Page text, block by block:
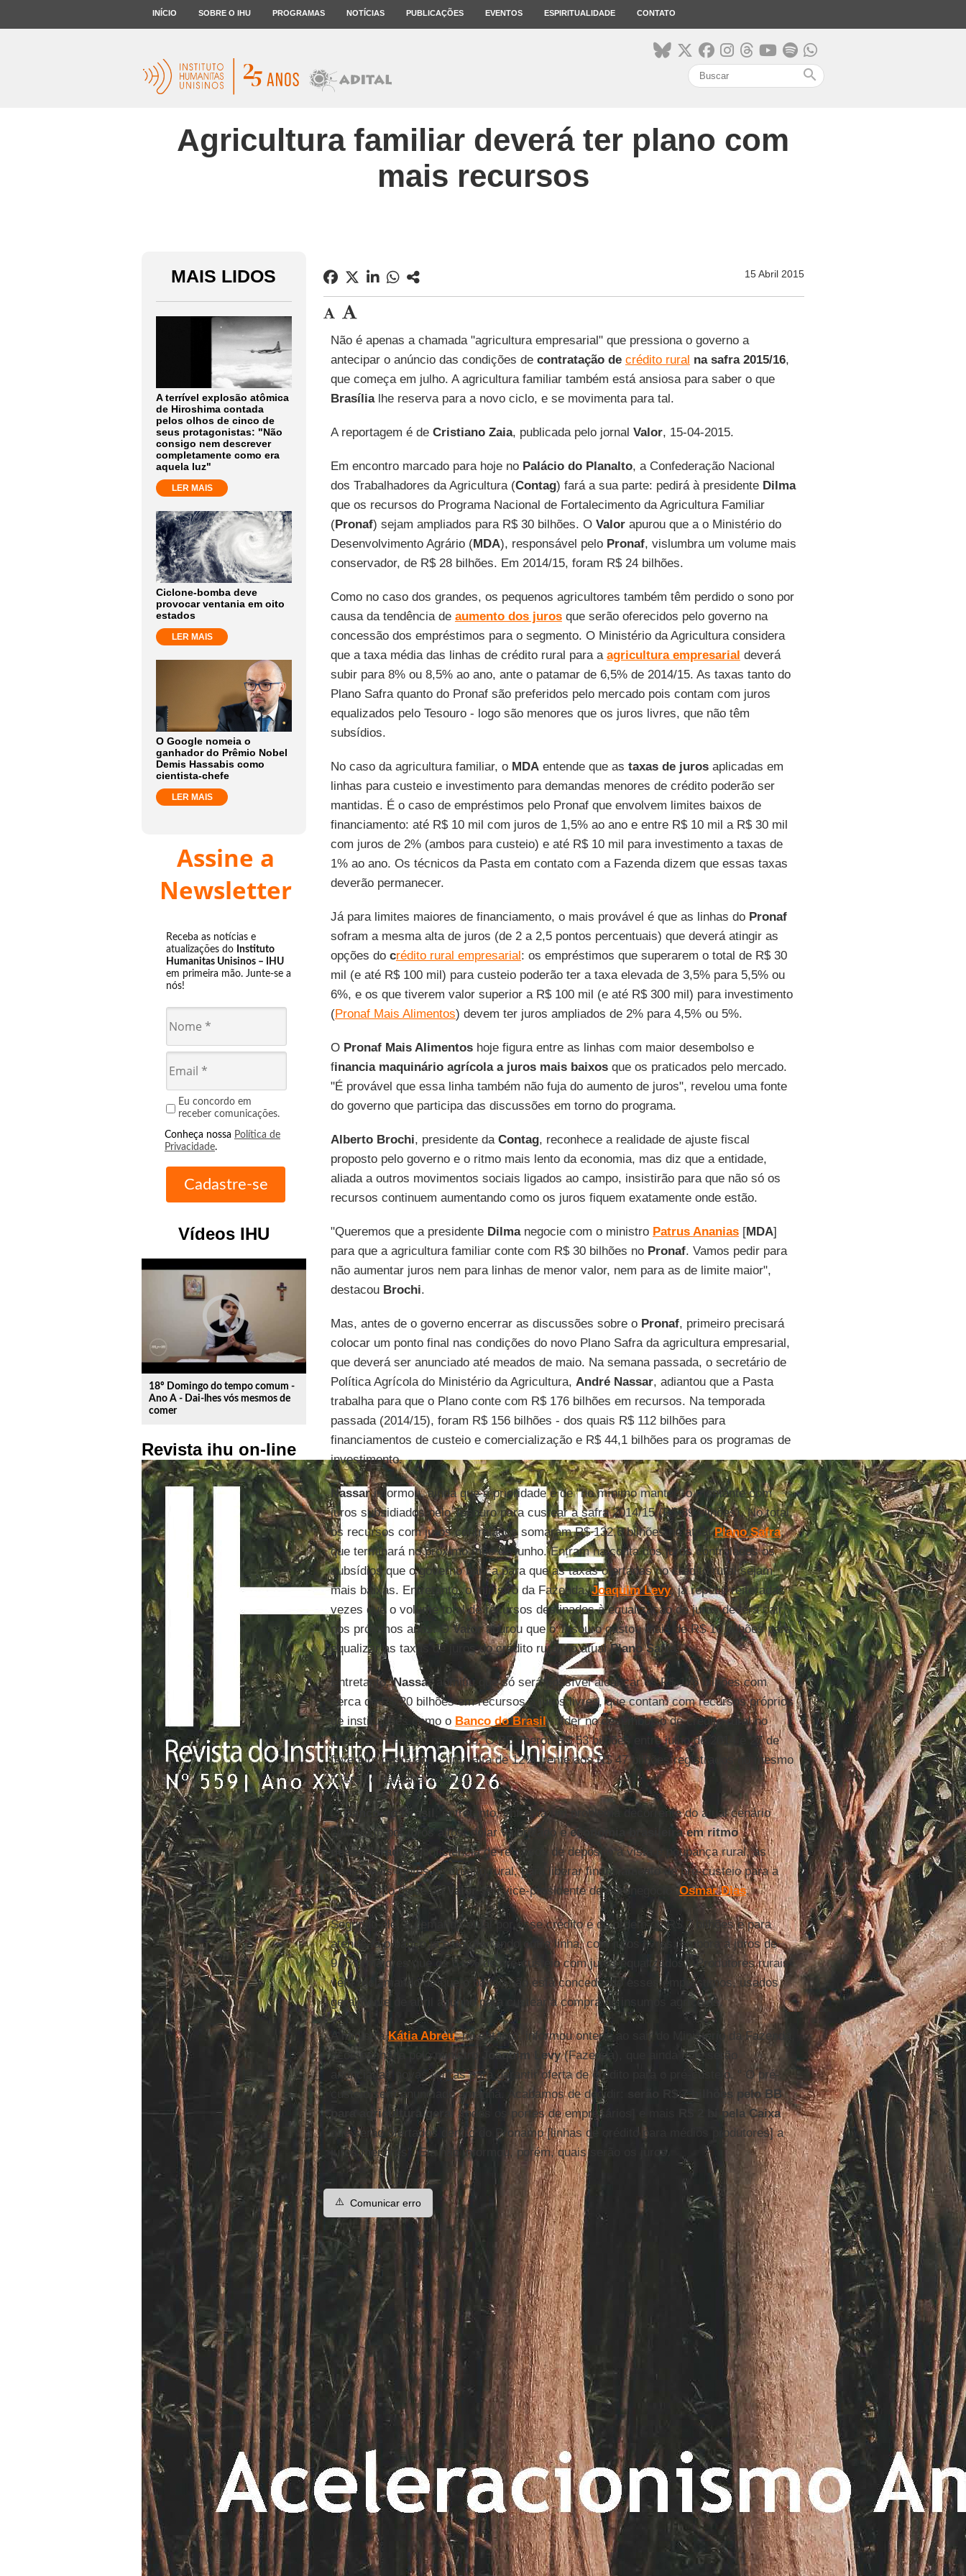
INÍCIO SOBRE O IHU PROGRAMAS NOTÍCIAS PUBLICAÇÕES EVENTOS ESPIRITUALIDADE CONTATO
search
Agricultura familiar deverá ter plano com
mais recursos
MAIS LIDOS
A terrível explosão atômica
de Hiroshima contada
pelos olhos de cinco de
seus protagonistas: "Não
consigo nem descrever
completamente como era
aquela luz"
LER MAIS
Ciclone-bomba deve
provocar ventania em oito
estados
LER MAIS
O Google nomeia o
ganhador do Prêmio Nobel
Demis Hassabis como
cientista-chefe
LER MAIS
Assine a
Newsletter
Receba as notícias e
atualizações do Instituto
Humanitas Unisinos – IHU
em primeira mão. Junte-se a
nós!
Eu concordo em
receber comunicações.
Conheça nossa Política de
Privacidade.
Vídeos IHU
play_circle_outline
18º Domingo do tempo comum -
Ano A - Dai-lhes vós mesmos de
comer
Revista ihu on-line
15 Abril 2015
Não é apenas a chamada "agricultura empresarial" que pressiona o governo a
antecipar o anúncio das condições de contratação de crédito rural na safra 2015/16,
que começa em julho. A agricultura familiar também está ansiosa para saber o que
Brasílialhe reserva para a novo ciclo, e se movimenta para tal.
A reportagem é de Cristiano Zaia, publicada pelo jornal Valor, 15-04-2015.
Em encontro marcado para hoje no Palácio do Planalto, a Confederação Nacional
dos Trabalhadores da Agricultura (Contag) fará a sua parte: pedirá à presidente Dilma
que os recursos do Programa Nacional de Fortalecimento da Agricultura Familiar
(Pronaf) sejam ampliados para R$ 30 bilhões. O Valorapurou que a o Ministério do
Desenvolvimento Agrário (MDA), responsável pelo Pronaf, vislumbra um volume mais
conservador, de R$ 28 bilhões. Em 2014/15, foram R$ 24 bilhões.
Como no caso dos grandes, os pequenos agricultores também têm perdido o sono por
causa da tendência de aumento dos jurosque serão oferecidos pelo governo na
concessão dos empréstimos para o segmento. O Ministério da Agricultura considera
que a taxa média das linhas de crédito rural para a agricultura empresarial deverá
subir para 8% ou 8,5% ao ano, ante o patamar de 6,5% de 2014/15. As taxas tanto do
Plano Safra quanto do Pronaf são preferidos pelo mercado pois contam com juros
equalizados pelo Tesouro - logo são menores que os juros livres, que não têm
subsídios.
No caso da agricultura familiar, o MDAentende que as taxas de jurosaplicadas em
linhas para custeio e investimento para demandas menores de crédito poderão ser
mantidas. É o caso de empréstimos pelo Pronaf que envolvem limites baixos de
financiamento: até R$ 10 mil com juros de 1,5% ao ano e entre R$ 10 mil a R$ 30 mil
com juros de 2% (ambos para custeio) e até R$ 10 mil para investimento a taxas de
1% ao ano. Os técnicos da Pasta em contato com a Fazenda dizem que essas taxas
deverão permanecer.
Já para limites maiores de financiamento, o mais provável é que as linhas do Pronaf
sofram a mesma alta de juros (de 2 a 2,5 pontos percentuais) que deverá atingir as
opções do crédito rural empresarial: os empréstimos que superarem o total de R$ 30
mil (e até R$ 100 mil) para custeio poderão ter a taxa elevada de 3,5% para 5,5% ou
6%, e os que tiverem valor superior a R$ 100 mil (e até R$ 300 mil) para investimento
(Pronaf Mais Alimentos) devem ter juros ampliados de 2% para 4,5% ou 5%.
O Pronaf Mais Alimentoshoje figura entre as linhas com maior desembolso e
financia maquinário agrícola a juros mais baixosque os praticados pelo mercado.
"É provável que essa linha também não fuja do aumento de juros", revelou uma fonte
do governo que participa das discussões em torno do programa.
Alberto Brochi, presidente da Contag, reconhece a realidade de ajuste fiscal
proposto pelo governo e o ritmo mais lento da economia, mas diz que a entidade,
aliada a outros movimentos sociais ligados ao campo, insistirão para que não só os
recursos continuem aumentando como os juros fiquem exatamente onde estão.
"Queremos que a presidente Dilmanegocie com o ministro Patrus Ananias[MDA]
para que a agricultura familiar conte com R$ 30 bilhões no Pronaf. Vamos pedir para
não aumentar juros nem para linhas de menor valor, nem para as de limite maior",
destacou Brochi.
Mas, antes de o governo encerrar as discussões sobre o Pronaf, primeiro precisará
colocar um ponto final nas condições do novo Plano Safra da agricultura empresarial,
que deverá ser anunciado até meados de maio. Na semana passada, o secretário de
Política Agrícola do Ministério da Agricultura, André Nassar, adiantou que a Pasta
trabalha para que o Plano conte com R$ 176 bilhões em recursos. Na temporada
passada (2014/15), foram R$ 156 bilhões - dos quais R$ 112 bilhões para
financiamentos de custeio e comercialização e R$ 44,1 bilhões para os programas de
investimento.
Nassarinformou, ainda que a prioridade é de "no mínimo manter" o montante com
juros subsidiados pelo Tesouro para custear a safra 2014/15 (R$ 89 bilhões). No total,
os recursos com juros controlados somaram R$ 132,6 bilhões no atualPlano Safra,
que terminará no próximo mês de junho. Entram na conta dos juros controlados os
subsídios que o governo banca para que as taxas ofertadas no crédito rural sejam
mais baixas. Entretanto, o ministro da Fazenda,Joaquim Levy, já repetiu reiteradas
vezes que o volume total de recursos destinados à equalização de juros deverá cair
nos próximos anos. OValorapurou que o Tesouro gastou mais de R$ 10 bilhões para
equalizar as taxas de juros do crédito rural no atualPlano Safra .
Entretanto,Nassaradmitiu que só será possível alcançar os R$ 176 bilhões com
cerca de R$ 20 bilhões em recursos a juros livres, que contam com recursos próprios
de instituições como o Banco do Brasil- líder no desembolso de crédito rural no
país, com 64% do mercado. O BB liberou R$ 53 bilhões entre julho de 2014 e 27 de
fevereiro deste ano - uma alta de 12% frente aos R$ 47 bilhões registrados no mesmo
intervalo da safra 2013/14.
OBanco do Brasil
, entretanto, enfrenta um problema decorrente do atual cenário
composto por juros altos, dólar valorizado eeconomia brasileira em ritmo
desacelerado: insuficiência de recursos de depósito à vista e poupança rural, as
tradicionais fontes de crédito rural, para liberar financiamento de pré-custeio para a
safra, como disse ao
Valor seu vice-presidente de Agronegócio,Osmar Dias.
Segundo ele, a demanda atual por esse crédito é da ordem de R$ 7 bilhões e para
atendê-la o banco já está ofertando outra linha, com juros livres, embora a juros de
9,5% (maiores que os 6,5% do pré-custeio com juros equalizados). Produtores rurais
vêm reclamando de que o banco não está concedendo esses empréstimos, usados
geralmente de abril a junho para custear a compra de insumos agrícolas.
A ministraKátia Abreu, no entanto, informou ontem, ao sair do Ministério da Fazenda,
acompanhada pelo ministro
Joaquim Levy(Fazenda), que ainda hoje serão
anunciadas novas regras para garantir oferta de crédito para o pré-custeio. " O pré-
custeio será anunciado amanhã. Acabamos de decidir:
serão R$ 7 bilhões pelo BB
para agricultura geral[todos os portes de empresários] e mais
R$ 2 bi pela Caixa
que serão ofertados dentro do Pronamp [linhas de crédito para médios produtores] a
juros menores". Ela não informou, porém, quais serão os juros.
⚠️ Comunicar erro